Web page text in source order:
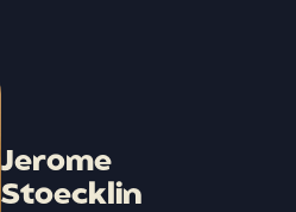
Jerome
Stoecklin